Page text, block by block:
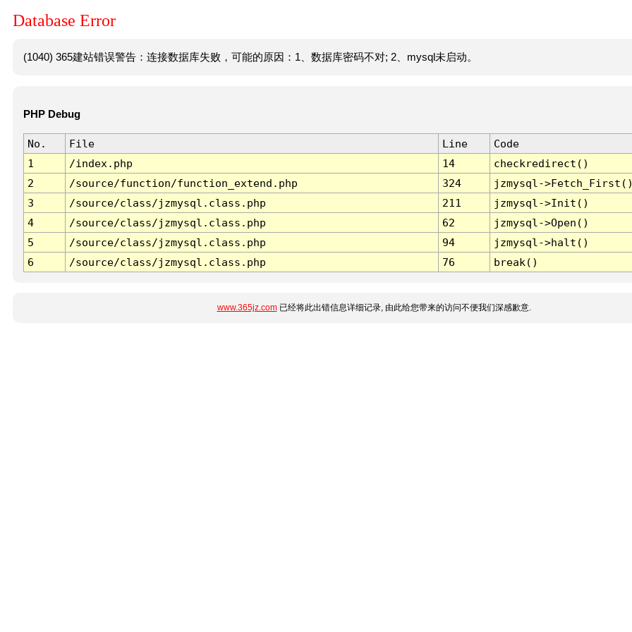
Database Error
(1040) 365建站错误警告：连接数据库失败，可能的原因：1、数据库密码不对; 2、mysql未启动。
PHP Debug
No. File Line
Code
1
/index.php 14
checkredirect()
2
/source/function/function_extend.php 324
jzmysql-
3
/source/class/jzmysql.class.php 211
jzmysql->Init()
4
/source/class/jzmysql.class.php 62
jzmysql->Open()
5
/source/class/jzmysql.class.php 94
jzmysql->halt()
6
/source/class/jzmysql.class.php 76 break()
www.365jz.com已经将此出错信息详细记录, 由此给您带来的访问不便我们深感歉意.